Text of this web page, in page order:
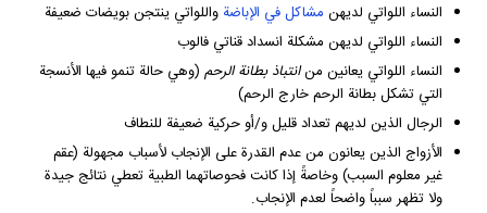
النساء اللواتي لديهن مشاكل في الإباضة واللواتي ينتجن بويضات ضعيفة
النساء اللواتي لديهن مشكلة انسداد قناتي فالوب
النساء اللواتي يعانين منانتباذ بطانة الرحم(وهي حالة تنمو فيها الأنسجة
التي تشكل بطانة الرحم خارج الرحم)
الرجال الذين لديهم تعداد قليل و/أو حركية ضعيفة للنطاف
الأزواج الذين يعانون من عدم القدرة على الإنجاب لأسباب مجهولة (عقم
غير معلوم السبب) وخاصةً إذا كانت فحوصاتهما الطبية تعطي نتائج جيدة
ولا تظهر سبباً واضحاً لعدم الإنجاب.